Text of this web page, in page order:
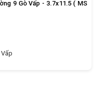
9 Gò Vấp - 3.7x11.5 ( MS